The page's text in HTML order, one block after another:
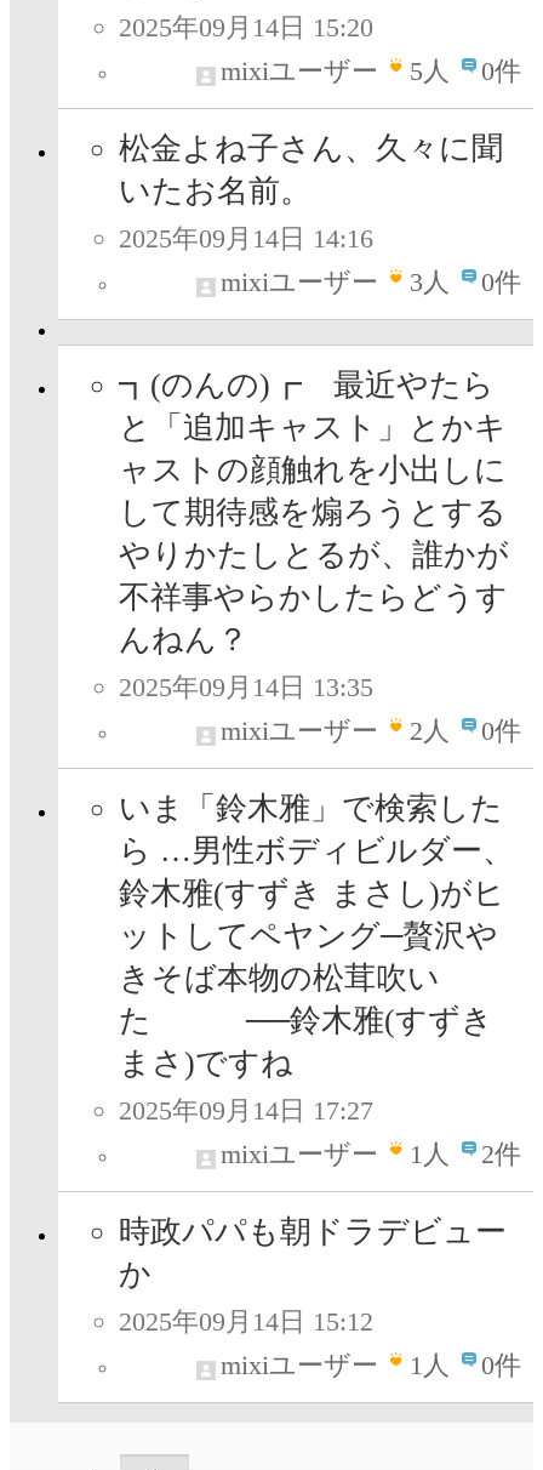
2025年09月14日 15:20
mixiユーザー
5人 0件
松金よね子さん、久々に聞
いたお名前。
2025年09月14日 14:16
mixiユーザー
3人 0件
┓(のんの)┏ 最近やたら
と「追加キャスト」とかキ
ャストの顔触れを小出しに
して期待感を煽ろうとする
やりかたしとるが、誰かが
不祥事やらかしたらどうす
んねん？
2025年09月14日 13:35
mixiユーザー
2人 0件
いま「鈴木雅」で検索した
ら …男性ボディビルダー、
鈴木雅(すずき まさし)がヒ
ットしてペヤング─贅沢や
きそば本物の松茸吹い
た ──鈴木雅(すずき
まさ)ですね
2025年09月14日 17:27
mixiユーザー
1人 2件
時政パパも朝ドラデビュー
か
2025年09月14日 15:12
mixiユーザー
1人 0件